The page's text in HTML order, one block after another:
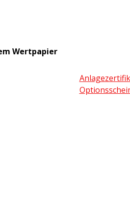
Wertpapier